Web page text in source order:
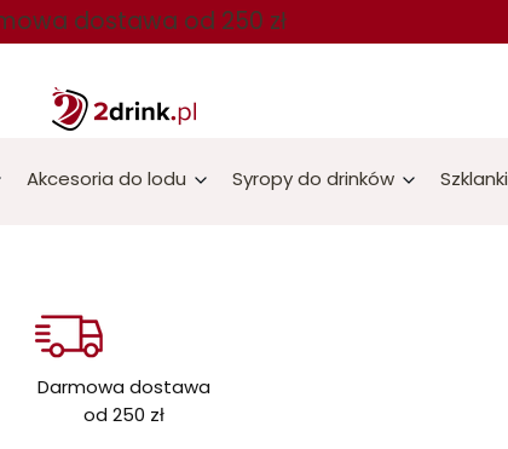
dostawa od 250 zł
Akcesoria do lodu Syropy do drinków Szklanki
Darmowa dostawa
od 250 zł